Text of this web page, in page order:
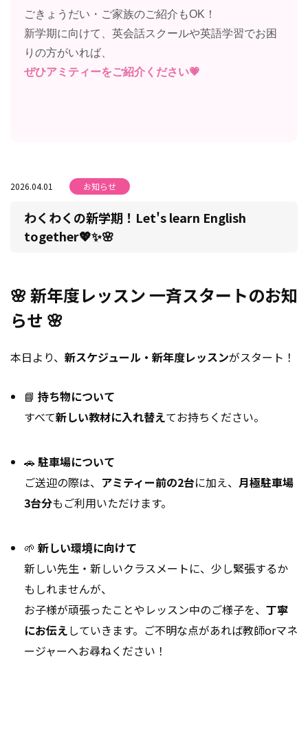
ごきょうだい・ご家族のご紹介もOK！
新学期に向けて、英会話スクールや英語学習でお困
りの方がいれば、
ぜひアミティーをご紹介ください💗
2026.04.01 お知らせ
わくわくの新学期！Let's learn English
together💖✨🌸
🌸 新年度レッスン 一斉スタートのお知
らせ 🌸
本日より、 新スケジュール・新年度レッスンがスタート！
📘 持ち物について
すべて新しい教材に入れ替えてお持ちください。
🚗 駐車場について
ご送迎の際は、 アミティー前の2台に加え、 月極駐車場
3台分もご利用いただけます。
🌱 新しい環境に向けて
新しい先生・新しいクラスメートに、少し緊張するか
もしれませんが、
お子様が頑張ったことやレッスン中のご様子を、 丁寧
にお伝えしていきます。ご不明な点があれば教師orマネ
ージャーへお尋ねください！